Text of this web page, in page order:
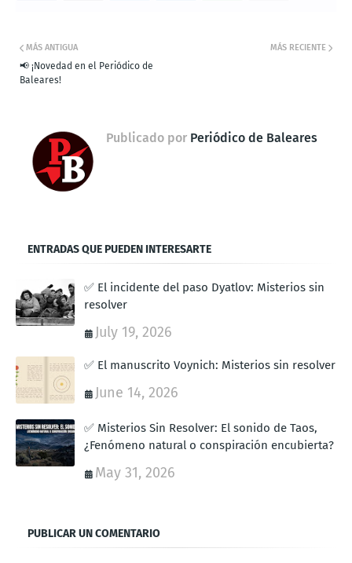
MÁS RECIENTE
MÁS ANTIGUA
📢 ¡Novedad en el Periódico de
Baleares!
Publicado por Periódico de Baleares
ENTRADAS QUE PUEDEN INTERESARTE
✅ El incidente del paso Dyatlov: Misterios sin
resolver
July 19, 2026
✅ El manuscrito Voynich: Misterios sin resolver
June 14, 2026
✅ Misterios Sin Resolver: El sonido de Taos,
¿Fenómeno natural o conspiración encubierta?
May 31, 2026
PUBLICAR UN COMENTARIO